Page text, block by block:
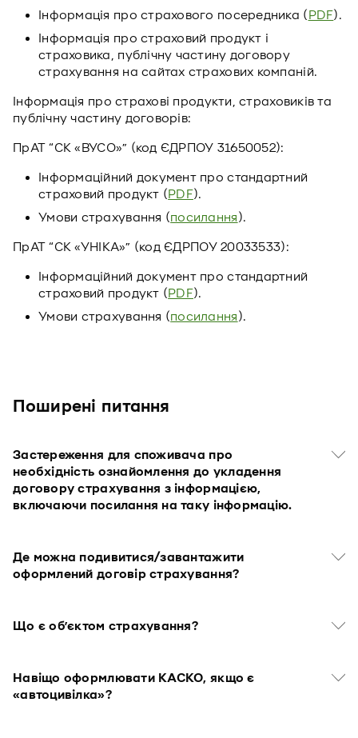
Інформація про страхового посередника (PDF).
Інформація про страховий продукт і
страховика, публічну частину договору
страхування на сайтах страхових компаній.
Інформація про страхові продукти, страховиків та
публічну частину договорів:
ПрАТ “СК «ВУСО»” (код ЄДРПОУ 31650052):
Інформаційний документ про стандартний
страховий продукт (PDF).
Умови страхування (посилання).
ПрАТ “СК «УНІКА»” (код ЄДРПОУ 20033533):
Інформаційний документ про стандартний
страховий продукт (PDF).
Умови страхування (посилання).
Поширені питання
Застереження для споживача про
необхідність ознайомлення до укладення
договору страхування з інформацією,
включаючи посилання на таку інформацію.
Де можна подивитися/завантажити
оформлений договір страхування?
Що є об’єктом страхування?
Навіщо оформлювати КАСКО, якщо є
«автоцивілка»?